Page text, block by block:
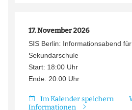
17. November 2026
SIS Berlin: Informationsabend
Sekundarschule
Start: 18:00 Uhr
Ende: 20:00 Uhr
Im Kalender speichern
Informationen